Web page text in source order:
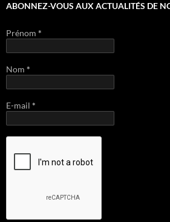
ABONNEZ-VOUS AUX ACTUALITÉS DE
Prénom *
Nom *
E-mail *